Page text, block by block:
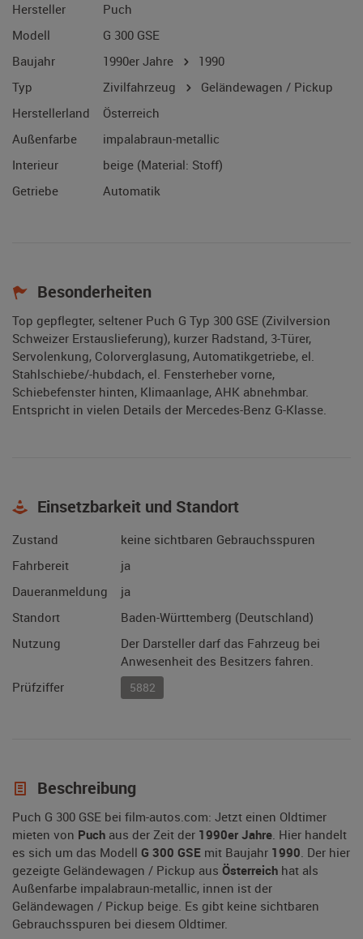
Hersteller
Puch
Modell
G 300 GSE
Baujahr
1990er Jahre
1990
Typ
Zivilfahrzeug
Geländewagen / Pickup
Herstellerland
Österreich
Außenfarbe
impalabraun-metallic
Interieur
beige (Material: Stoff)
Getriebe
Automatik
Besonderheiten
Top gepflegter, seltener Puch G Typ 300 GSE (Zivilversion
Schweizer Erstauslieferung), kurzer Radstand, 3-Türer,
Servolenkung, Colorverglasung, Automatikgetriebe, el.
Stahlschiebe/-hubdach, el. Fensterheber vorne,
Schiebefenster hinten, Klimaanlage, AHK abnehmbar.
Entspricht in vielen Details der Mercedes-Benz G-Klasse.
Einsetzbarkeit und Standort
Zustand
keine sichtbaren Gebrauchsspuren
Fahrbereit
ja
Daueranmeldung
ja
Standort
Baden-Württemberg (Deutschland)
Nutzung
Der Darsteller darf das Fahrzeug bei
Anwesenheit des Besitzers fahren.
Prüfziffer
5882
Beschreibung
Puch G 300 GSE bei film-autos.com: Jetzt einen Oldtimer
mieten von Puch aus der Zeit der 1990er Jahre. Hier handelt
es sich um das Modell G 300 GSE mit Baujahr 1990. Der hier
gezeigte Geländewagen / Pickup aus Österreich hat als
Außenfarbe impalabraun-metallic, innen ist der
Geländewagen / Pickup beige. Es gibt keine sichtbaren
Gebrauchsspuren bei diesem Oldtimer.